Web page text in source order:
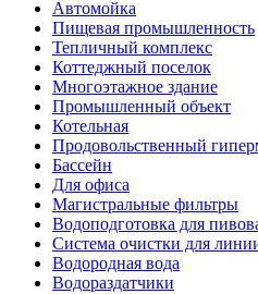
Автомойка
Пищевая промышленность
Тепличный комплекс
Коттеджный поселок
Многоэтажное здание
Промышленный объект
Котельная
Продовольственный
Бассейн
Для офиса
Магистральные фильтры
Водоподготовка для
Система очистки для
Водородная вода
Водораздатчики